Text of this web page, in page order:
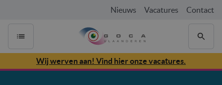
Nieuws Vacatures Contact
Wij werven aan! Vind hier onze vacatures.